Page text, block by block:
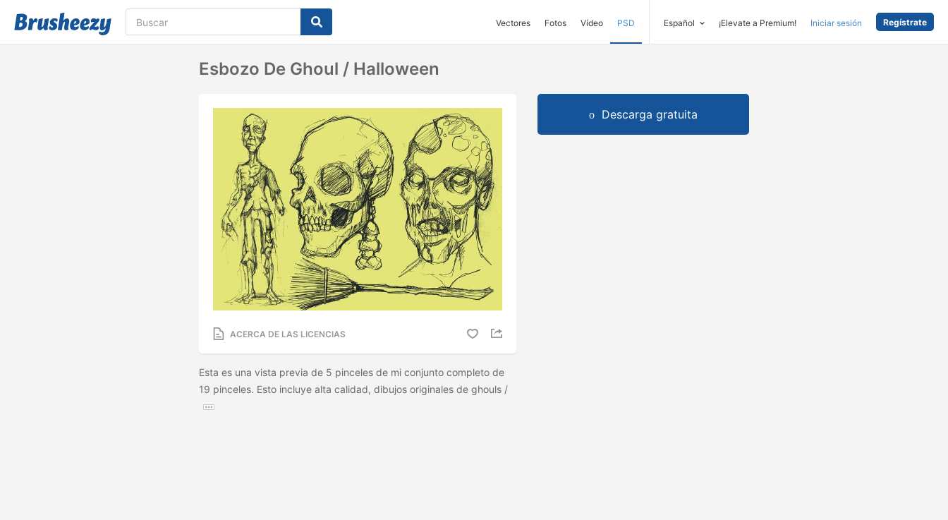
Vectores Fotos Vídeo PSD Español ¡Elevate a Premium! Iniciar sesión Regístrate
Esbozo De Ghoul / Halloween
ACERCA DE LAS LICENCIAS
Esta es una vista previa de 5 pinceles de mi conjunto completo de
19 pinceles. Esto incluye alta calidad, dibujos originales de ghouls /
Descarga gratuita